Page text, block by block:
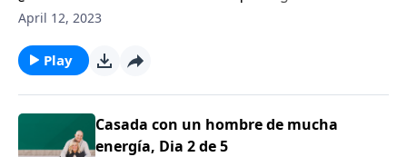
mantenerse ocupado? ¿A lo mejor él funciona mejor
¿Se ha visto como alguien que compite por su
tiempo, por su atención y por su afecto?
April 12, 2023
Play
Casada con un hombre de mucha
energía, Dia 2 de 5